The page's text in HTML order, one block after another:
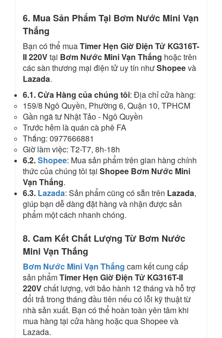
6. Mua Sản Phẩm Tại Bơm Nước Mini Vạn
Thắng
Bạn có thể muaTimer Hẹn Giờ Điện Tử KG316T-
II 220Vtại Bơm Nước Mini Vạn Thắng hoặc trên
các sàn thương mại điện tử uy tín nhưShopeevà
Lazada.
6.1. Cửa Hàng của chúng tôi: Địa chỉ cửa hàng:
159/8 Ngô Quyền, Phường 6, Quận 10, TPHCM
Gần ngã tư Nhật Tảo - Ngô Quyền
Trước hẻm là quán cà phê FA
Thắng: 0977666881
Giờ làm việc: T2-T7, 8h-18h
6.2.Shopee: Mua sản phẩm trên gian hàng chính
thức của chúng tôi tại Shopee Bơm Nước Mini
Vạn Thắng.
6.3. Lazada: Sản phẩm cũng có sẵn trên Lazada,
giúp bạn dễ dàng đặt hàng và nhận được sản
phẩm một cách nhanh chóng.
8. Cam Kết Chất Lượng Từ Bơm Nước
Mini Vạn Thắng
Bơm Nước Mini Vạn Thắng cam kết cung cấp
sản phẩmTimer Hẹn Giờ Điện Tử KG316T-II
220Vchất lượng, với bảo hành 12 tháng và hỗ trợ
đổi trả trong tháng đầu tiên nếu có lỗi kỹ thuật từ
nhà sản xuất. Bạn có thể hoàn toàn yên tâm khi
mua hàng tại cửa hàng hoặc qua Shopee và
Lazada.